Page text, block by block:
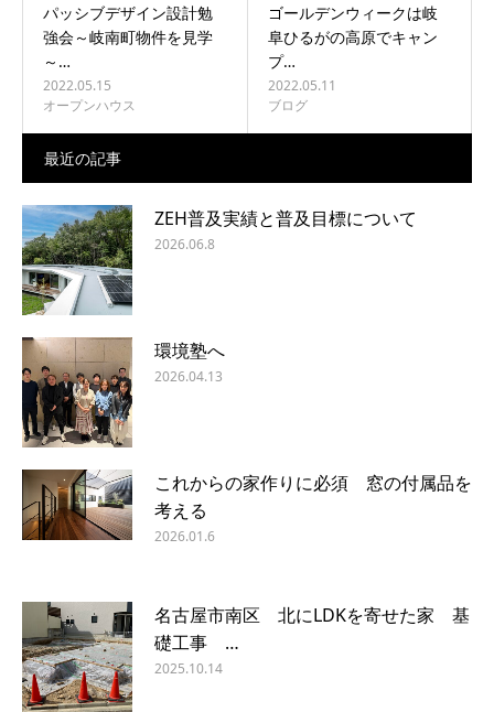
パッシブデザイン設計勉
強会～岐南町物件を見学
～…
2022.05.15
オープンハウス
ゴールデンウィークは岐
阜ひるがの高原でキャン
プ…
2022.05.11
ブログ
最近の記事
ZEH普及実績と普及目標について
2026.06.8
環境塾へ
2026.04.13
これからの家作りに必須 窓の付属品を
考える
2026.01.6
名古屋市南区 北にLDKを寄せた家 基
礎工事 …
2025.10.14